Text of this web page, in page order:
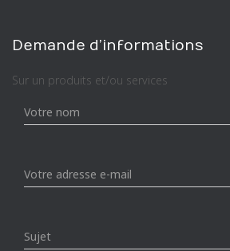
:Demande d’informations
Sur un produits et/ou services